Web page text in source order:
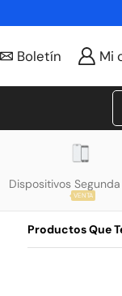
Boletín Mi
Dispositivos
VENTA
Productos Que